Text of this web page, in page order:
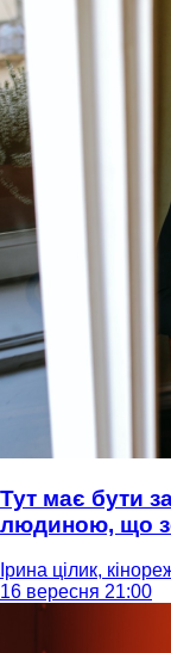
Тут має бути
людиною, що
Ірина цілик,
16 вересня 21:00